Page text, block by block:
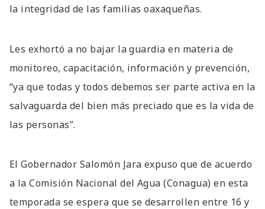
la integridad de las familias oaxaqueñas.
Les exhortó a no bajar la guardia en materia de
monitoreo, capacitación, información y prevención,
“ya que todas y todos debemos ser parte activa en la
salvaguarda del bien más preciado que es la vida de
las personas”.
El Gobernador Salomón Jara expuso que de acuerdo
a la Comisión Nacional del Agua (Conagua) en esta
temporada se espera que se desarrollen entre 16 y